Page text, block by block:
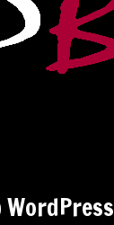
WordPress